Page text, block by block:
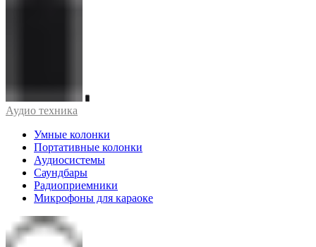
Аудио техника
Умные колонки
Портативные колонки
Аудиосистемы
Саундбары
Радиоприемники
Микрофоны для караоке